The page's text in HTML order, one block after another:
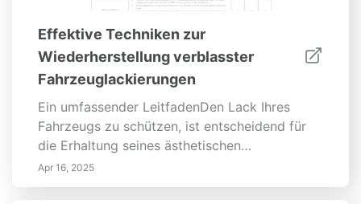
Effektive Techniken zur
Wiederherstellung verblasster
Fahrzeuglackierungen
Ein umfassender LeitfadenDen Lack Ihres
Fahrzeugs zu schützen, ist entscheidend für
die Erhaltung seines ästhetischen
Erscheinungsbilds und die Steigerung seines
Wiederverkaufswerts. Dieser Leitfaden
Apr 16, 2025